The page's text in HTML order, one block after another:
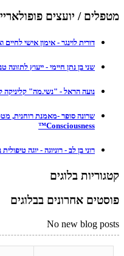
מטפלים / יועצים
דורית לוינגר - אימון אישי לחיים
שני בן נתן חיימי - ייעוץ
נועה הראל - "נשי.מה" קליניקה
Consciousness™
רוני בן לב - רוניוגה - יוגה
קטגוריות בלוגים
פוסטים אחרונים בבלוגים
No new blog posts